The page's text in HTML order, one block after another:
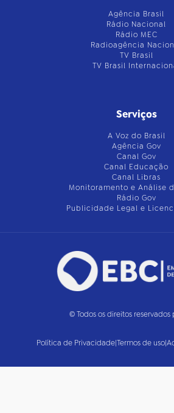
Agência Brasil
Rádio Nacional
Rádio MEC
Radioagência
TV Brasil
TV Brasil
Serviços
A Voz do Brasil
Agência Gov
Canal Gov
Canal Educação
Canal Libras
Monitoramento e Análise
Rádio Gov
Publicidade Legal e
© Todos os direitos reservados
Política de Privacidade|Termos de uso|